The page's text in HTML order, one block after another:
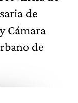
de
Cámara
de